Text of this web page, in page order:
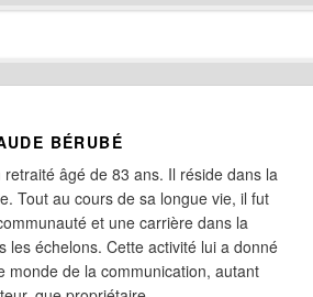
BÉRUBÉ
retraité âgé de 83 ans. Il réside dans la
Tout au cours de sa longue vie, il fut
et une carrière dans la
les échelons. Cette activité lui a donné
monde de la communication, autant